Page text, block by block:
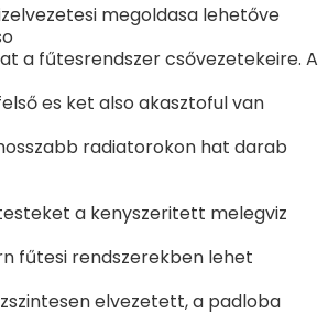
megoldasa lehetőve
a fűtesrendszer csővezetekeire. A
es ket also akasztoful van
radiatorokon hat darab
a kenyszeritett melegviz
fűtesi rendszerekben lehet
elvezetett, a padloba